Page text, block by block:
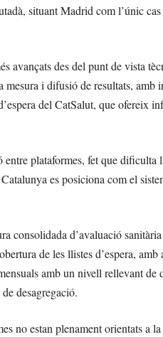
situant Madrid com l’únic
avançats des del punt de vista
i difusió de resultats, amb
del CatSalut, que ofereix
plataformes, fet que dificulta
es posiciona com el
consolidada d’avaluació
de les llistes d’espera,
amb un nivell rellevant de
desagregació.
no estan plenament orientats a